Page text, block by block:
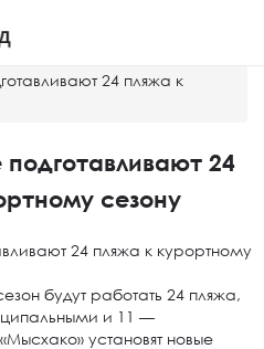
24 пляжа к
24
сезону
будут работать 24 пляжа,
и 11 —
установят новые